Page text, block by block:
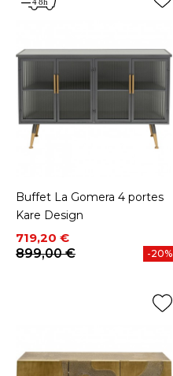
Buffet La Gomera 4 portes
Kare Design
Prix
719,20 €
Prix de base
899,00 €
-20%